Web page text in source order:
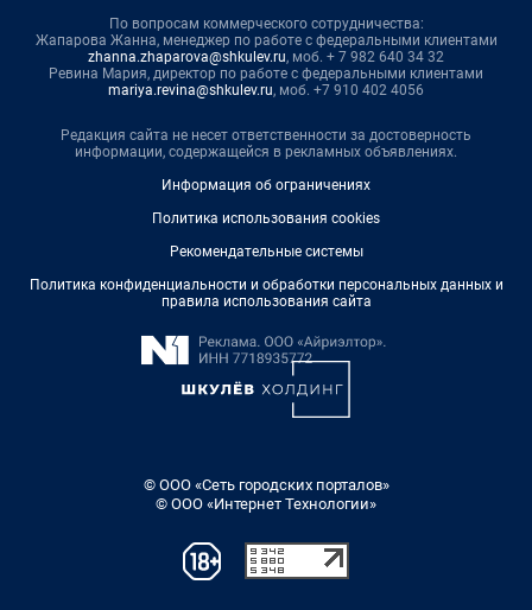
По вопросам коммерческого сотрудничества:
Жапарова Жанна, менеджер по работе с федеральными клиентами
zhanna.zhaparova@shkulev.ru, моб. + 7 982 640 34 32
Ревина Мария, директор по работе с федеральными клиентами
mariya.revina@shkulev.ru, моб. +7 910 402 4056
Редакция сайта не несет ответственности за достоверность
информации, содержащейся в рекламных объявлениях.
Информация об ограничениях
Политика использования cookies
Рекомендательные системы
Политика конфиденциальности и обработки персональных данных и
правила использования сайта
© ООО «Сеть городских порталов»
© ООО «Интернет Технологии»